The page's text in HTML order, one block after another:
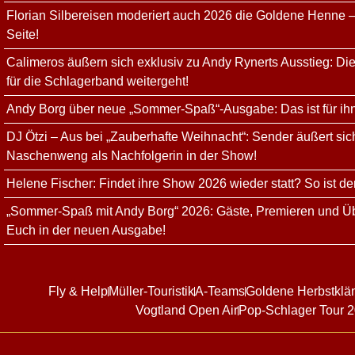
Florian Silbereisen moderiert auch 2026 die Goldene Henne
Seite!
Calimeros äußern sich exklusiv zu Andy Rynerts Ausstieg:
für die Schlagerband weitergeht!
Andy Borg über neue „Sommer-Spaß“-Ausgabe: Das ist für
DJ Ötzi – Aus bei „Zauberhafte Weihnacht“: Sender äußert
Naschenweng als Nachfolgerin in der Show!
Helene Fischer: Findet ihre Show 2026 wieder statt? So ist
„Sommer-Spaß mit Andy Borg“ 2026: Gäste, Premieren und
Euch in der neuen Ausgabe!
Fly & HelpMüller-TouristikA-TeamsGoldene
Vogtland Open AirPop-Schlager Tour